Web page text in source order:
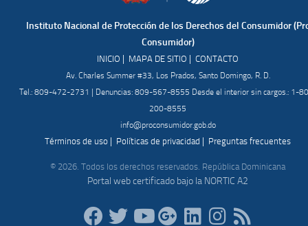
Instituto Nacional de Protección de los Derechos del Consumidor
Consumidor)
INICIO | MAPA DE SITIO | CONTACTO
Av. Charles Summer #33, Los Prados, Santo Domingo, R. D.
Tel.: 809-472-2731 | Denuncias: 809-567-8555 Desde el interior sin cargos.: 1-
200-8555
info@proconsumidor.gob.do
Términos de uso | Políticas de privacidad | Preguntas frecuentes
© 2026. Todos los derechos reservados. República Dominicana
Portal web certificado bajo la NORTIC A2